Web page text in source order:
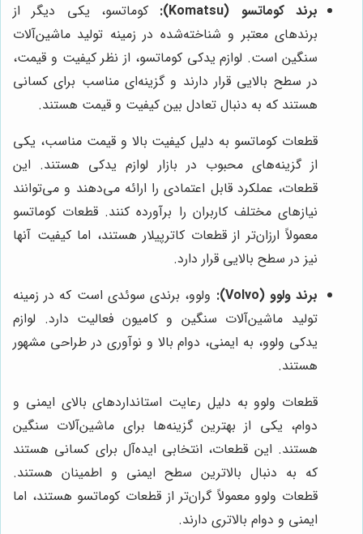
برند کوماتسو (Komatsu):
کوماتسو، یکی دیگر از
برندهای معتبر و شناخته‌شده در زمینه تولید ماشین‌آلات
سنگین است. لوازم یدکی کوماتسو، از نظر کیفیت و قیمت،
در سطح بالایی قرار دارند و گزینه‌ای مناسب برای کسانی
هستند که به دنبال تعادل بین کیفیت و قیمت هستند.
قطعات کوماتسو به دلیل کیفیت بالا و قیمت مناسب، یکی
از گزینه‌های محبوب در بازار لوازم یدکی هستند. این
قطعات، عملکرد قابل اعتمادی را ارائه می‌دهند و می‌توانند
نیازهای مختلف کاربران را برآورده کنند. قطعات کوماتسو
معمولاً ارزان‌تر از قطعات کاترپیلار هستند، اما کیفیت آنها
نیز در سطح بالایی قرار دارد.
برند ولوو (Volvo):
ولوو، برندی سوئدی است که در زمینه
تولید ماشین‌آلات سنگین و کامیون فعالیت دارد. لوازم
یدکی ولوو، به ایمنی، دوام بالا و نوآوری در طراحی مشهور
هستند.
قطعات ولوو به دلیل رعایت استانداردهای بالای ایمنی و
دوام، یکی از بهترین گزینه‌ها برای ماشین‌آلات سنگین
هستند. این قطعات، انتخابی ایده‌آل برای کسانی هستند
که به دنبال بالاترین سطح ایمنی و اطمینان هستند.
قطعات ولوو معمولاً گران‌تر از قطعات کوماتسو هستند، اما
ایمنی و دوام بالاتری دارند.